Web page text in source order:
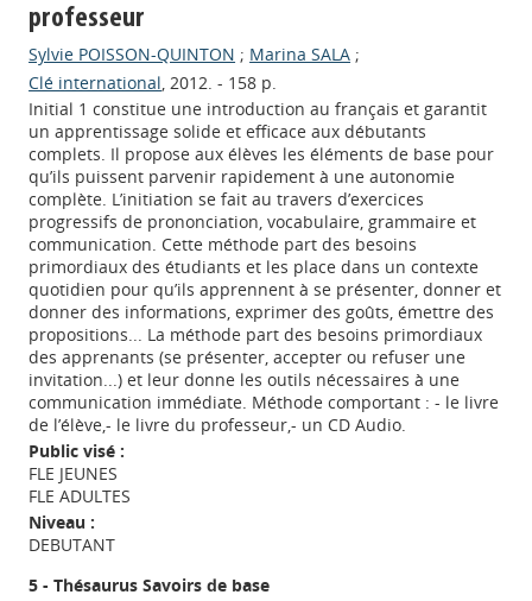
professeur
Sylvie POISSON-QUINTON ; Marina SALA ;
Clé international, 2012. - 158 p.
Initial 1 constitue une introduction au français et garantit
un apprentissage solide et efficace aux débutants
complets. Il propose aux élèves les éléments de base pour
qu’ils puissent parvenir rapidement à une autonomie
complète. L’initiation se fait au travers d’exercices
progressifs de prononciation, vocabulaire, grammaire et
communication. Cette méthode part des besoins
primordiaux des étudiants et les place dans un contexte
quotidien pour qu’ils apprennent à se présenter, donner et
donner des informations, exprimer des goûts, émettre des
propositions... La méthode part des besoins primordiaux
des apprenants (se présenter, accepter ou refuser une
invitation...) et leur donne les outils nécessaires à une
communication immédiate. Méthode comportant : - le livre
de l’élève,- le livre du professeur,- un CD Audio.
Public visé :
FLE JEUNES
FLE ADULTES
Niveau :
DEBUTANT
5 - Thésaurus Savoirs de base